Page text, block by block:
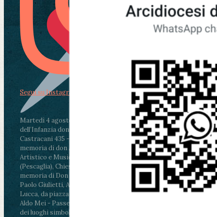
Martedì 4 agosto2026
ore 11:30 - Lucca, Scuola
dell’Infanzia don Aldo Mei - Viale Castruccio
Castracani 435 - Inaugurazione murales in
memoria di don Aldo Mei curato dal Liceo
Artistico e Musicale “Passaglia”
ore 18 - Fiano
(Pescaglia), Chiesa parrocchiale - Messa in
memoria di Don Aldo Mei celebrata da mons.
Paolo Giulietti, Arcivescovo di Lucca
ore 20.30 -
Lucca, da piazza San Michele al Cippo di don
Aldo Mei - Passeggiata della Memoria in alcuni
dei luoghi simbolo della città. Ritrovo alle ore
Segui su Instagram